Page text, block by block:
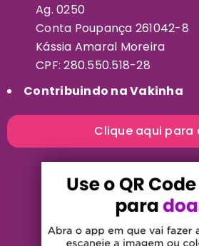
Ag. 0250
Conta Poupança 261042-8
Kássia Amaral Moreira
CPF: 280.550.518-28
Contribuindo na Vakinha
Clique aqui para